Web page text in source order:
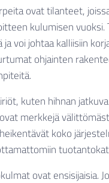
ovat tilanteet,
kulumisen vuoksi.
voi johtaa kalliisiin
ohjainten
kuten hihnan
merkkejä
koko
ovat ensisijaisia.